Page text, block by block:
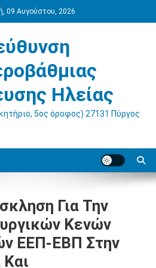
09 Αυγούστου, 2026
Ηλείας
5ος όροφος) 27131 Πύργος
Για Την
Κενών
ΕΕΠ-ΕΒΠ Στην